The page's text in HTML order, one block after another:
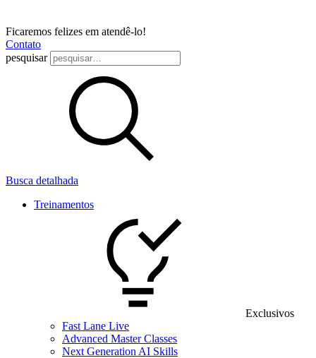
Ficaremos felizes em atendê-lo!
Contato
pesquisar
Busca detalhada
Treinamentos
Exclusivos
Fast Lane Live
Advanced Master Classes
Next Generation AI Skills